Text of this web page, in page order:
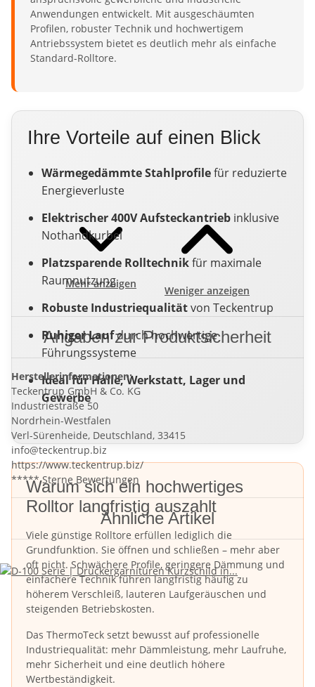
Anwendungen entwickelt. Mit ausgeschäumten
Profilen, robuster Technik und hochwertigem
Antriebssystem bietet es deutlich mehr als einfache
Standard-Rolltore.
Ihre Vorteile auf einen Blick
Wärmegedämmte Stahlprofilefür reduzierte
Energieverluste
Elektrischer 400V Aufsteckantrieb inklusive
Nothandkurbel
Platzsparende Rolltechnikfür maximale
Raumnutzung
Robuste Industriequalitätvon Teckentrup
Ruhiger Laufdurch hochwertige
Führungssysteme
Ideal für Halle, Werkstatt, Lager und
Gewerbe
Warum sich ein hochwertiges
Rolltor langfristig auszahlt
Viele günstige Rolltore erfüllen lediglich die
Grundfunktion. Sie öffnen und schließen – mehr aber
oft nicht. Schwächere Profile, geringere Dämmung und
einfachere Technik führen langfristig häufig zu
höherem Verschleiß, lauteren Laufgeräuschen und
steigenden Betriebskosten.
Das ThermoTeck setzt bewusst auf professionelle
Industriequalität: mehr Dämmleistung, mehr Laufruhe,
mehr Sicherheit und eine deutlich höhere
Wertbeständigkeit.
Mehr anzeigen
Weniger anzeigen
Angaben zur Produktsicherheit
Herstellerinformationen:
Teckentrup GmbH & Co. KG
Industriestraße 50
Nordrhein-Westfalen
Verl-Sürenheide, Deutschland, 33415
info@teckentrup.biz
https://www.teckentrup.biz/
***** Sterne Bewertungen
Ähnliche Artikel